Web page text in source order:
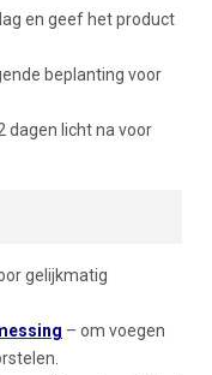
en geef het product
beplanting voor
dagen licht na voor
gelijkmatig
– om voegen